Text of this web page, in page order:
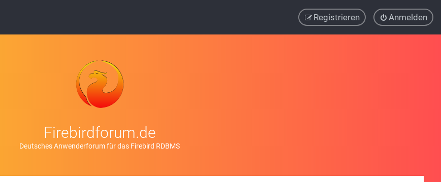
Anmelden
Registrieren
Firebirdforum.de
Deutsches Anwenderforum für das Firebird RDBMS